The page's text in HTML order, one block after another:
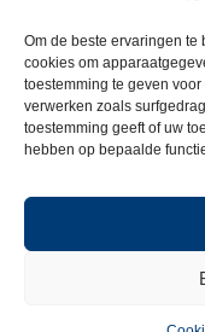
Om de beste ervaringen
cookies om
toestemming te geven
verwerken zoals
toestemming geeft of uw
hebben op bepaalde
Bekijk hier de